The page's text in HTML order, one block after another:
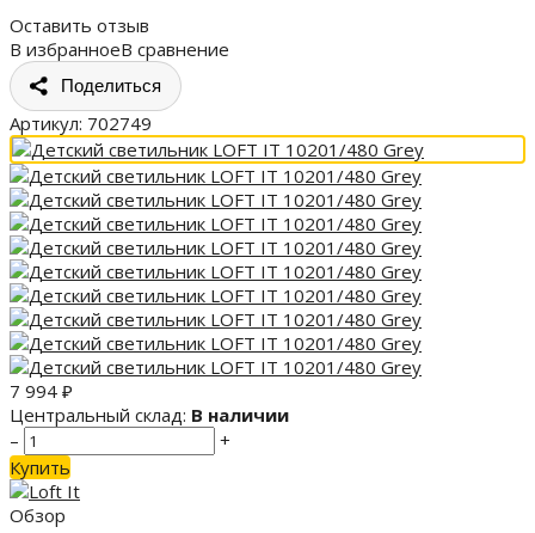
Оставить отзыв
В избранноеВ сравнение
Поделиться
Артикул: 702749
7 994 ₽
Центральный склад: В наличии
–
+
Купить
Обзор